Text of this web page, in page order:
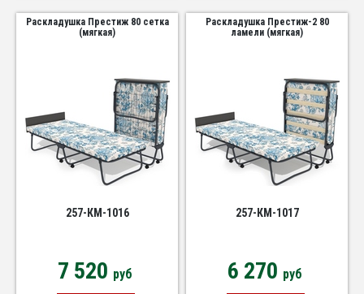
Раскладушка Престиж 80 сетка
(мягкая)
257-КМ-1016
7 520 руб
Раскладушка Престиж-2 80
ламели (мягкая)
257-КМ-1017
6 270 руб